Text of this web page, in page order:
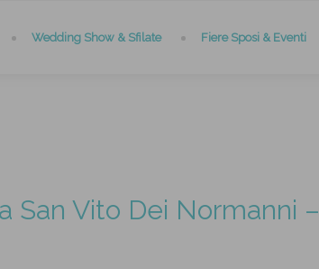
Wedding Show & Sfilate Fiere Sposi & Eventi
San Vito Dei Normanni –